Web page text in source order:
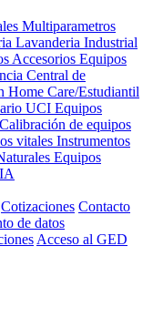
Multiparametros
Lavanderia Industrial
Accesorios Equipos
Central de
Home Care/Estudiantil
UCI Equipos
Calibración de equipos
vitales Instrumentos
Equipos
Cotizaciones Contacto
de datos
Acceso al GED